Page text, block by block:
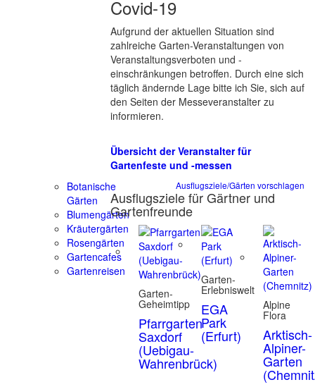
Covid-19
Aufgrund der aktuellen Situation sind
zahlreiche Garten-Veranstaltungen von
Veranstaltungsverboten und -
einschränkungen betroffen. Durch eine sich
täglich ändernde Lage bitte ich Sie, sich auf
den Seiten der Messeveranstalter zu
informieren.
Übersicht der Veranstalter für
Gartenfeste und -messen
Botanische
Gärten
Blumengärten
Kräutergärten
Rosengärten
Gartencafes
Gartenreisen
Ausflugsziele/Gärten vorschlagen
Ausflugsziele für Gärtner und
Gartenfreunde
Garten-
Geheimtipp
Pfarrgarten
Saxdorf
(Uebigau-
Wahrenbrück)
Garten-
Erlebniswelt
EGA
Park
(Erfurt)
Alpine
Flora
Arktisch-
Alpiner-
Garten